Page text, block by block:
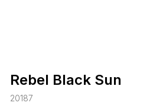
Rebel Black Sun
20187